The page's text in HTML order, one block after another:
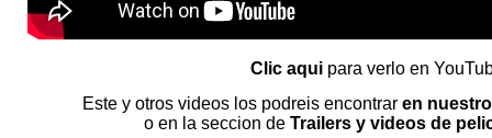
Clic aquipara verlo en
Este y otros videos los podreis encontrar en
o en la seccion de Trailers y videos de